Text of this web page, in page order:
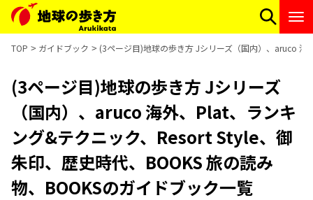
TOP ガイドブック (3ページ目)地球の歩き方 Jシリーズ（国内）、aruco
(3ページ目)地球の歩き方 Jシリーズ
（国内）、aruco 海外、Plat、ランキ
ング&テクニック、Resort Style、御
朱印、歴史時代、BOOKS 旅の読み
物、BOOKSのガイドブック一覧